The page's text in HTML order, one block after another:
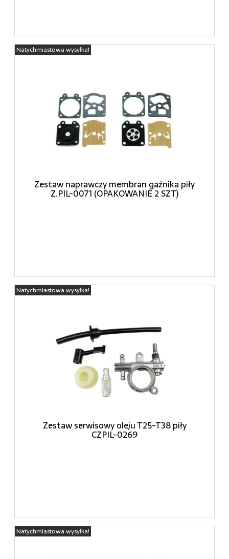
Zestaw naprawczy membran gaźnika piły
Z.PIL-0071 (OPAKOWANIE 2 SZT)
Natychmiastowa wysyłka!
Zestaw serwisowy oleju T25-T38 piły
CZPIL-0269
Natychmiastowa wysyłka!
Natychmiastowa wysyłka!